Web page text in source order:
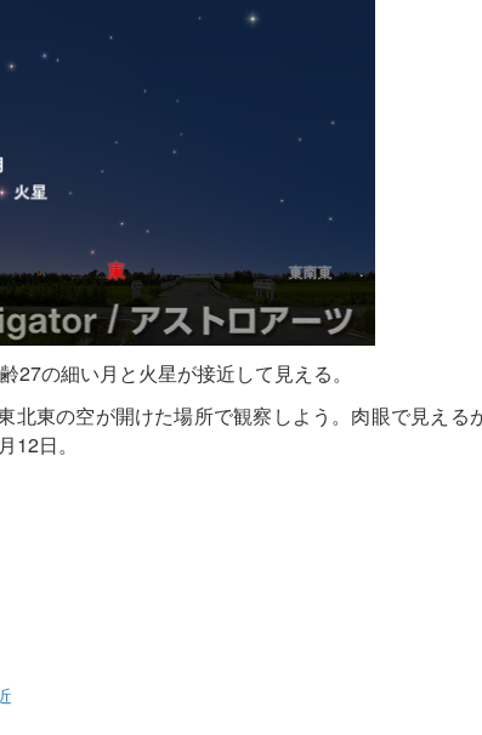
の細い月と火星が接近して見える。
東の空が開けた場所で観察しよう。肉眼で見えるが
日。